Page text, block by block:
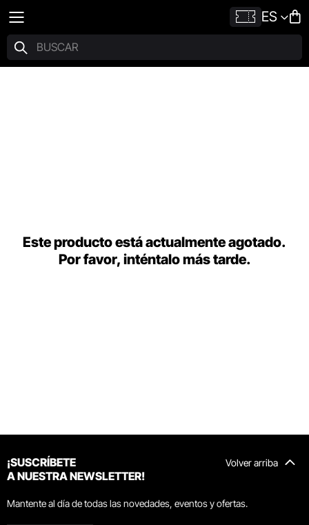
ES
Este producto está actualmente agotado.
Por favor, inténtalo más tarde.
Volver arriba
¡SUSCRÍBETE
A NUESTRA NEWSLETTER!
Mantente al día de todas las novedades, eventos y ofertas.